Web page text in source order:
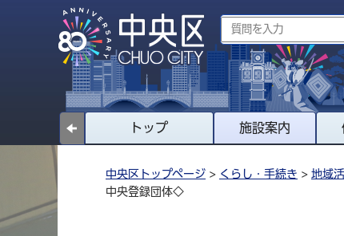
トップ 施設案内
中央区トップページ > くらし・手続き > 地域
中央登録団体◇